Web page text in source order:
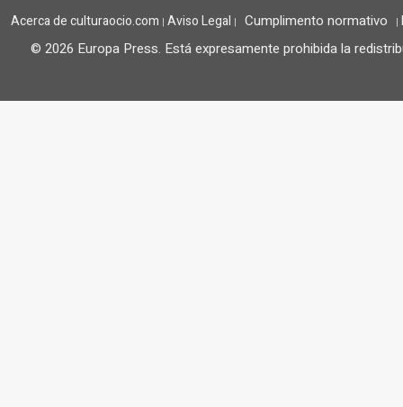
Acerca de culturaocio.com | Aviso Legal | Cumplimento normativo |
© 2026 Europa Press. Está expresamente prohibida la